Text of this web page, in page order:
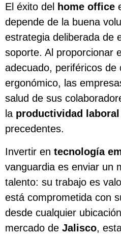
El éxito del home office
depende de la buena
estrategia deliberada de
soporte. Al proporcionar
adecuado, periféricos de
ergonómico, las
salud de sus
la productividad laboral
precedentes.
Invertir en tecnología
vanguardia es enviar un
talento: su trabajo es
está comprometida con
desde cualquier
mercado de Jalisco,